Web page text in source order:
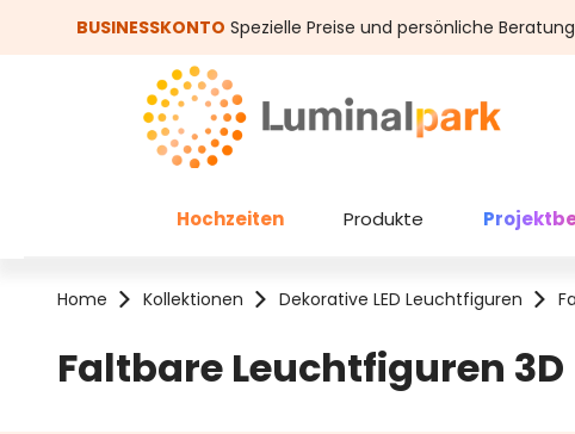
Hauptinhalt springen
Zur Suche springen
BUSINESSKONTO Spezielle Preise und persönliche Beratung
Hochzeiten Produkte
Home Kollektionen Dekorative LED Leuchtfiguren
Faltbare Leuchtfiguren 3D